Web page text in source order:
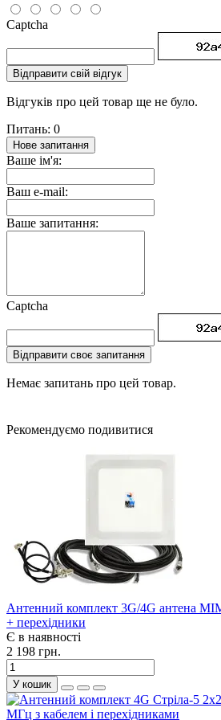
Captcha
Відправити свій відгук
Відгуків про цей товар ще не було.
Питань: 0
Нове запитання
Ваше ім'я:
Ваш e-mail:
Ваше запитання:
Captcha
Відправити своє запитання
Немає запитань про цей товар.
Рекомендуємо подивитися
Антенний комплект 3G/4G антена
+ перехідники
Є в наявності
2 198 грн.
У кошик